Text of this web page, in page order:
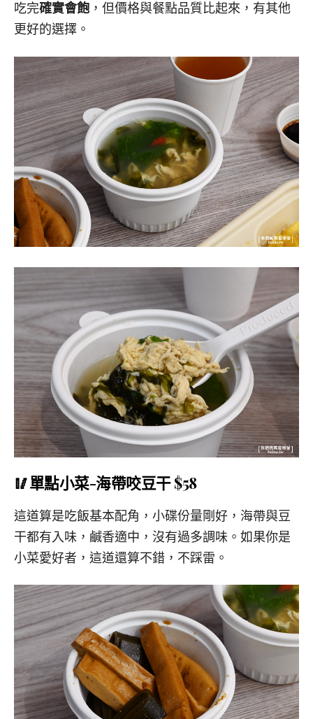
吃完確實會飽 ，但價格與餐點品質比起來，有其他
更好的選擇。
🥢單點小菜-海帶咬豆干 $58
這道算是吃飯基本配角，小碟份量剛好，海帶與豆
干都有入味，鹹香適中，沒有過多調味。如果你是
小菜愛好者，這道還算不錯，不踩雷。